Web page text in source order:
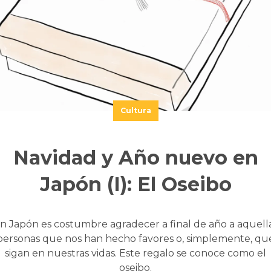
Cultura
Navidad y Año nuevo en
Japón (I): El Oseibo
Japón es costumbre agradecer a final de año a
que nos han hecho favores o, simplemente,
sigan en nuestras vidas. Este regalo se conoce como el
oseibo.